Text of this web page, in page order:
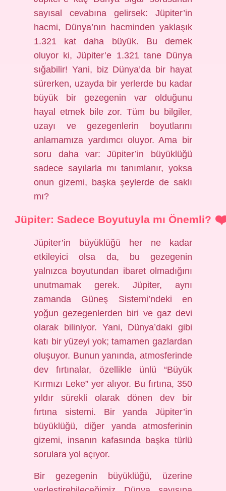
sayısal cevabına gelirsek: Jüpiter’in
hacmi, Dünya’nın hacminden yaklaşık
1.321 kat daha büyük. Bu demek
oluyor ki, Jüpiter’e 1.321 tane Dünya
sığabilir! Yani, biz Dünya’da bir hayat
sürerken, uzayda bir yerlerde bu kadar
büyük bir gezegenin var olduğunu
hayal etmek bile zor. Tüm bu bilgiler,
uzayı ve gezegenlerin boyutlarını
anlamamıza yardımcı oluyor. Ama bir
soru daha var: Jüpiter’in büyüklüğü
sadece sayılarla mı tanımlanır, yoksa
onun gizemi, başka şeylerde de saklı
mı?
Jüpiter: Sadece Boyutuyla mı Önemli?
Jüpiter’in büyüklüğü her ne kadar
etkileyici olsa da, bu gezegenin
yalnızca boyutundan ibaret olmadığını
unutmamak gerek. Jüpiter, aynı
zamanda Güneş Sistemi’ndeki en
yoğun gezegenlerden biri ve gaz devi
olarak biliniyor. Yani, Dünya’daki gibi
katı bir yüzeyi yok; tamamen gazlardan
oluşuyor. Bunun yanında, atmosferinde
dev fırtınalar, özellikle ünlü “Büyük
Kırmızı Leke” yer alıyor. Bu fırtına, 350
yıldır sürekli olarak dönen dev bir
fırtına sistemi. Bir yanda Jüpiter’in
büyüklüğü, diğer yanda atmosferinin
gizemi, insanın kafasında başka türlü
sorulara yol açıyor.
Bir gezegenin büyüklüğü, üzerine